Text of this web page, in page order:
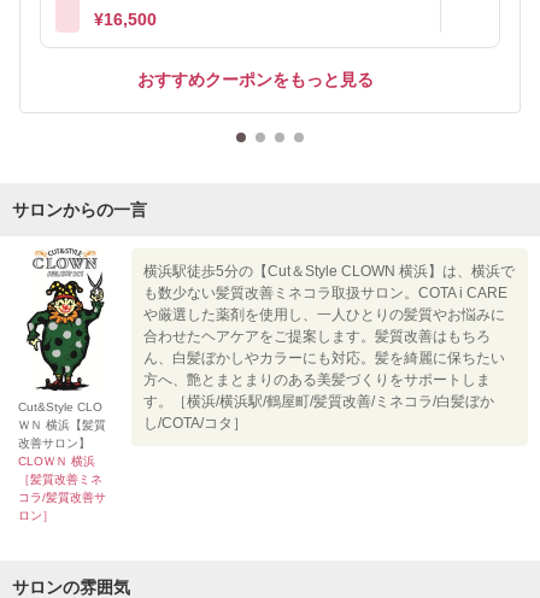
¥16,500
おすすめクーポンをもっと見る
サロンからの一言
Cut&Style CLO
ＷＮ 横浜【髪質
改善サロン】
CLOＷＮ 横浜
［髪質改善ミネ
コラ/髪質改善サ
ロン］
横浜駅徒歩5分の【Cut＆Style CLOWN 横浜】は、横浜で
も数少ない髪質改善ミネコラ取扱サロン。COTA i CARE
や厳選した薬剤を使用し、一人ひとりの髪質やお悩みに
合わせたヘアケアをご提案します。髪質改善はもちろ
ん、白髪ぼかしやカラーにも対応。髪を綺麗に保ちたい
方へ、艶とまとまりのある美髪づくりをサポートしま
す。［横浜/横浜駅/鶴屋町/髪質改善/ミネコラ/白髪ぼか
し/COTA/コタ］
サロンの雰囲気